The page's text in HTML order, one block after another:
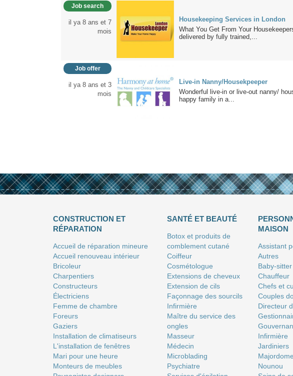
Job search
il ya 8 ans et 7
mois
Housekeeping Services in London
What You Get From Your
delivered by fully trained,...
Job offer
il ya 8 ans et 3
mois
Live-in Nanny/Housekpeeper
Wonderful live-in or live-out nanny/
happy family in a...
CONSTRUCTION ET
RÉPARATION
Accueil de réparation mineure
Accueil renouveau intérieur
Bricoleur
Charpentiers
Constructeurs
Électriciens
Femme de chambre
Foreurs
Gaziers
Installation de climatiseurs
L'installation de fenêtres
Mari pour une heure
Monteurs de meubles
SANTÉ ET BEAUTÉ
Botox et produits de
comblement cutané
Coiffeur
Сosmétologue
Extensions de cheveux
Extension de cils
Façonnage des sourcils
Infirmière
Maître du service des
ongles
Masseur
Médecin
Microblading
Psychiatre
MAISON
Assistant
Autres
Baby-sitter
Chauffeur
Chefs et
Couples
Directeur
Infirmière
Jardiniers
Majordome
Nounou